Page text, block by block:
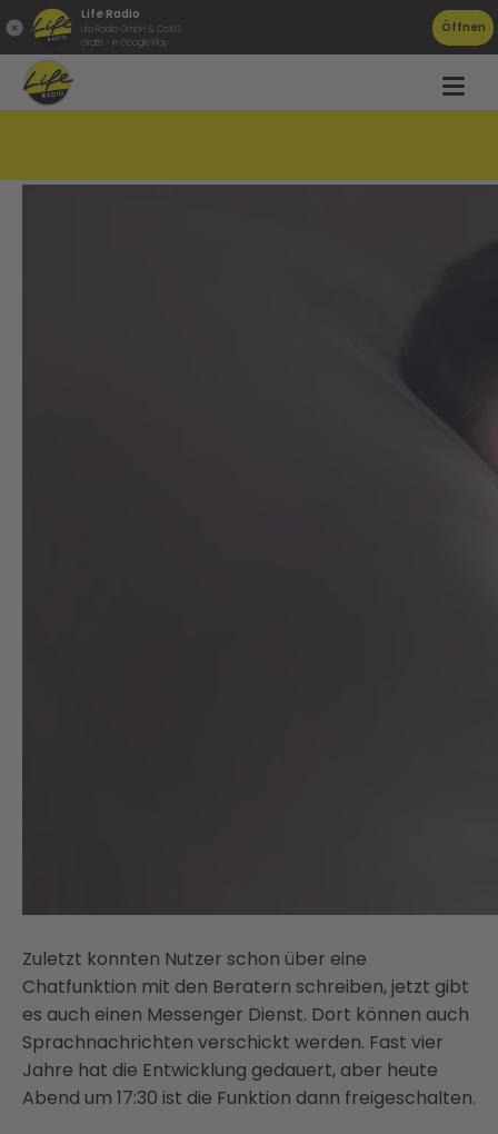
Life Radio
Life Radio GmbH & Co.KG
Gratis - in Google Play
Öffnen
Zuletzt konnten Nutzer schon über eine
Chatfunktion mit den Beratern schreiben, jetzt gibt
es auch einen Messenger Dienst. Dort können auch
Sprachnachrichten verschickt werden. Fast vier
Jahre hat die Entwicklung gedauert, aber heute
Abend um 17:30 ist die Funktion dann freigeschalten.